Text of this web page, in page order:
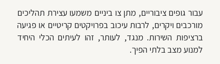
עבור גופים ציבוריים, מתן צו ביניים משמעו עצירת תהליכים
מורכבים ויקרים, לרבות עיכוב בפרויקטים קריטיים או פגיעה
ברציפות השירות. מנגד, לעותר, זהו לעיתים הכלי היחיד
למנוע מצב בלתי הפיך.